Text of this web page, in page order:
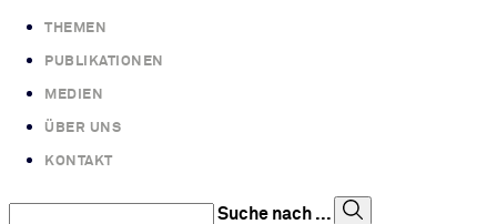
THEMEN
PUBLIKATIONEN
MEDIEN
ÜBER UNS
KONTAKT
Suche nach ...